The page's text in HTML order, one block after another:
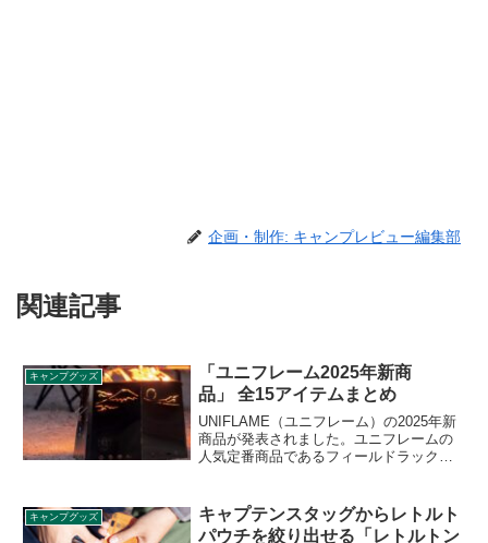
企画・制作: キャンプレビュー編集部
関連記事
キャンプグッズ
「ユニフレーム2025年新商
品」 全15アイテムまとめ
UNIFLAME（ユニフレーム）の2025年新
商品が発表されました。ユニフレームの
人気定番商品であるフィールドラックた
欲的な新しい試みの新商品など全部で15
アイテムの発表となりました。詳細をレ
キャンプグッズ
キャプテンスタッグからレトルト
パウチを絞り出せる「レトルトン